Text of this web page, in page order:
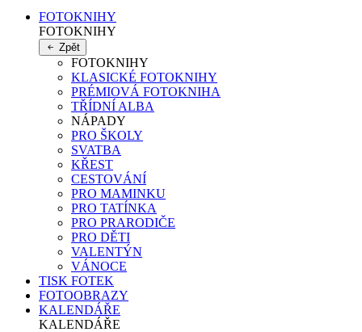
FOTOKNIHY
FOTOKNIHY
Zpět
FOTOKNIHY
KLASICKÉ FOTOKNIHY
PRÉMIOVÁ FOTOKNIHA
TŘÍDNÍ ALBA
NÁPADY
PRO ŠKOLY
SVATBA
KŘEST
CESTOVÁNÍ
PRO MAMINKU
PRO TATÍNKA
PRO PRARODIČE
PRO DĚTI
VALENTÝN
VÁNOCE
TISK FOTEK
FOTOOBRAZY
KALENDÁŘE
KALENDÁŘE